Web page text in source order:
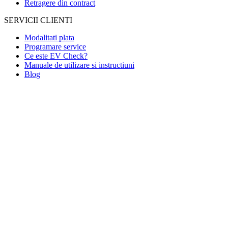
Retragere din contract
SERVICII CLIENTI
Modalitati plata
Programare service
Ce este EV Check?
Manuale de utilizare si instructiuni
Blog